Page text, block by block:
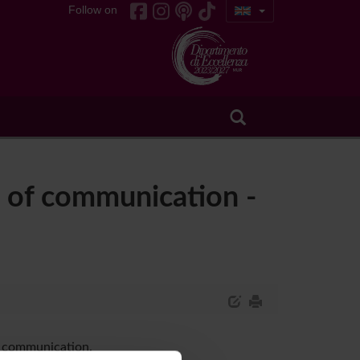
Follow on
of communication -